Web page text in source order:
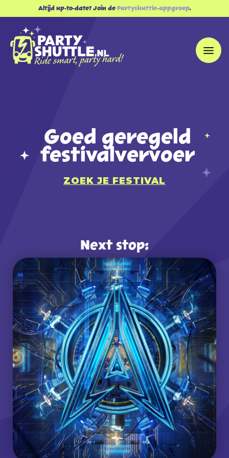
Altijd up-to-date? Join dePartyshuttle-appgroep.
Goed geregeld
festivalvervoer
ZOEK JE FESTIVAL
Next stop: